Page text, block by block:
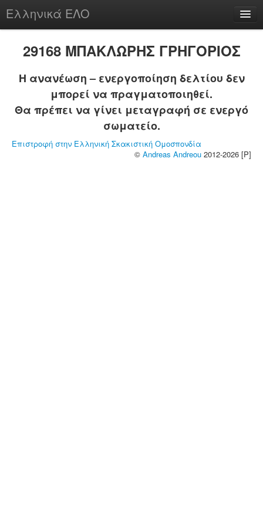
Ελληνικά ΕΛΟ
chesstu.be @ discord
Login
29168 ΜΠΑΚΛΩΡΗΣ ΓΡΗΓΟΡΙΟΣ
Η ανανέωση – ενεργοποίηση δελτίου δεν
μπορεί να πραγματοποιηθεί.
Θα πρέπει να γίνει μεταγραφή σε ενεργό
σωματείο.
Επιστροφή στην Ελληνική Σκακιστική Ομοσπονδία
© Andreas Andreou 2012-2026 [P]